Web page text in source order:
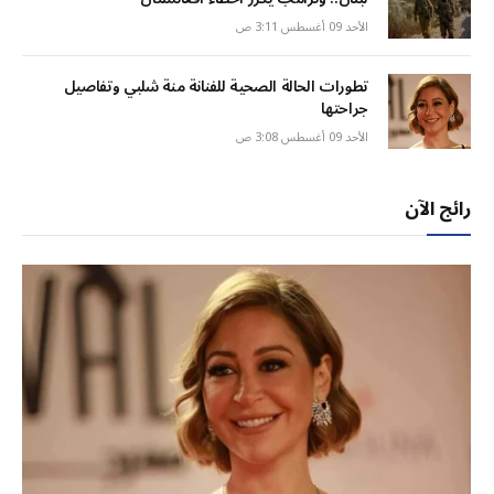
الأحد 09 أغسطس 3:11 ص
تطورات الحالة الصحية للفنانة منة شلبي وتفاصيل
جراحتها
الأحد 09 أغسطس 3:08 ص
رائج الآن